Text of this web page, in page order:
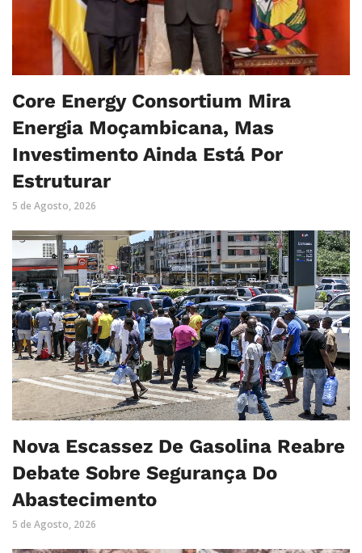
Core Energy Consortium Mira
Energia Moçambicana, Mas
Investimento Ainda Está Por
Estruturar
5 de Agosto, 2026
Nova Escassez De Gasolina Reabre
Debate Sobre Segurança Do
Abastecimento
5 de Agosto, 2026